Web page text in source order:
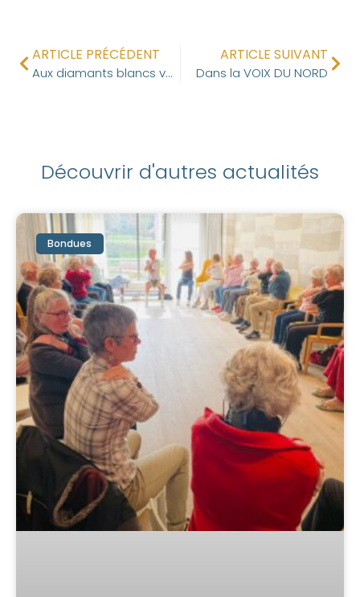
ARTICLE PRÉCÉDENT
Aux diamants blancs vos envies prennent vie :-)
ARTICLE SUIVANT
Dans la VOIX DU NORD
Découvrir d'autres actualités
Bondues